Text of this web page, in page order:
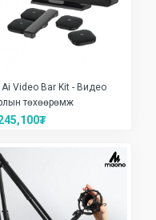
Ai Video Bar Kit - Видео
төхөөрөмж